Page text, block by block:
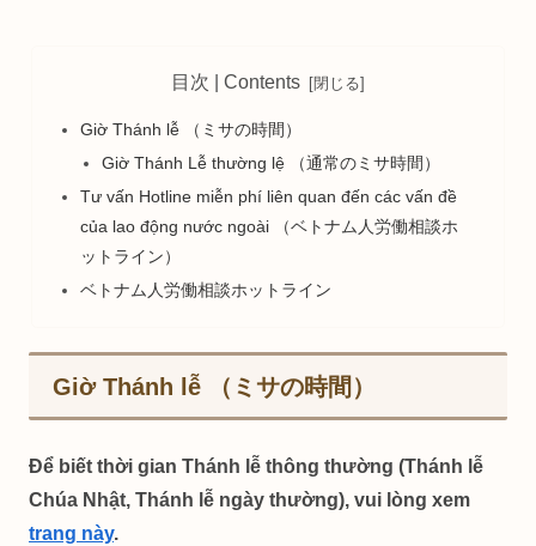
目次 | Contents
Giờ Thánh lễ （ミサの時間）
Giờ Thánh Lễ thường lệ （通常のミサ時間）
Tư vấn Hotline miễn phí liên quan đến các vấn đề
của lao động nước ngoài （ベトナム人労働相談ホ
ットライン）
ベトナム人労働相談ホットライン
Giờ Thánh lễ （ミサの時間）
Để biết thời gian Thánh lễ thông thường (Thánh lễ
Chúa Nhật, Thánh lễ ngày thường), vui lòng xem
trang này.